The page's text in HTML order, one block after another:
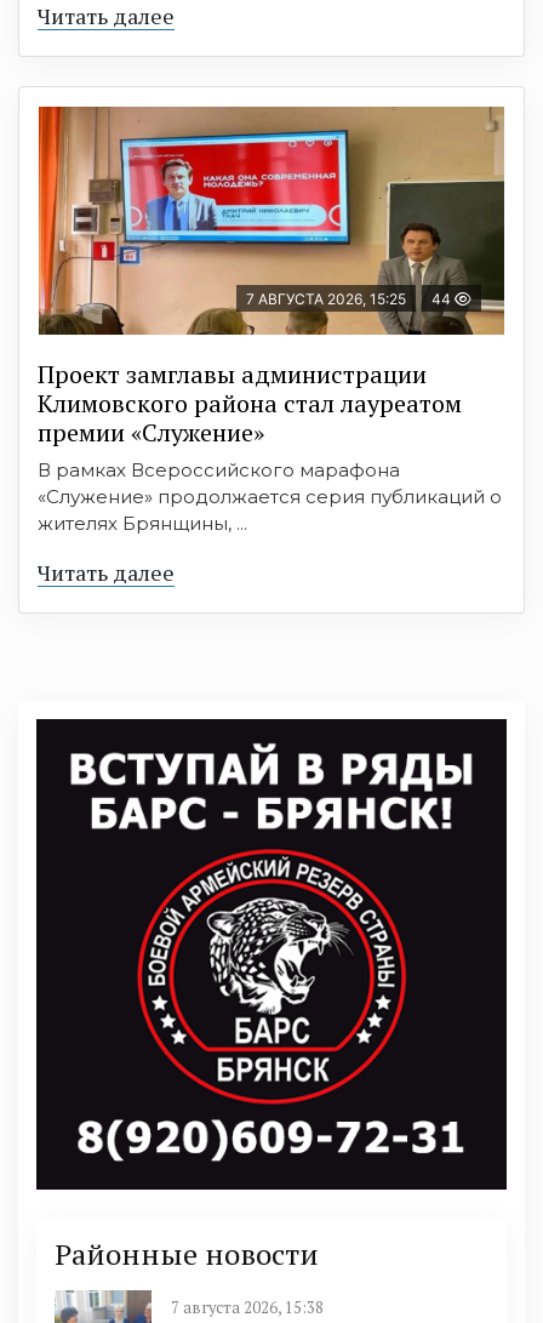
Читать далее
7 АВГУСТА 2026, 15:25 44
Проект замглавы администрации
Климовского района стал лауреатом
премии «Служение»
В рамках Всероссийского марафона
«Служение» продолжается серия публикаций о
жителях Брянщины, ...
Читать далее
Районные новости
7 августа 2026, 15:38